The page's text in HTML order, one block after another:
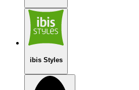
ibis Styles